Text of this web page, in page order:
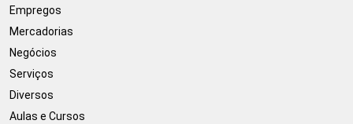
Empregos
Mercadorias
Negócios
Serviços
Diversos
Aulas e Cursos